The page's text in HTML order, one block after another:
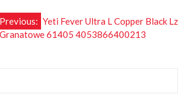
Previous: Yeti Fever Ultra L Copper Black Lz
61405 4053866400213